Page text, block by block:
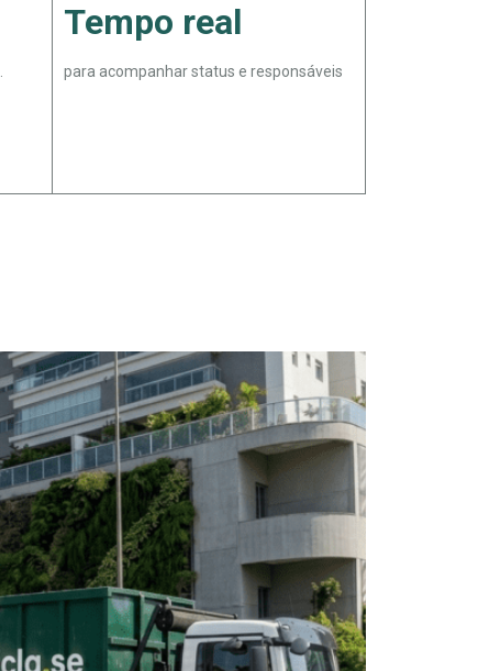
Tempo real
para acompanhar status e responsáveis